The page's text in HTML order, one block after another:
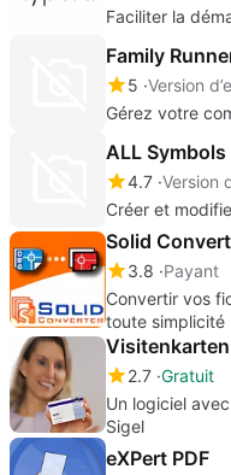
Faciliter la
Family
5 Version
Gérez votre
ALL
4.7 Version
Créer et
Solid
3.8 Payant
Convertir vos
toute simplicité
2.7 Gratuit
Un logiciel
Sigel
eXPert PDF